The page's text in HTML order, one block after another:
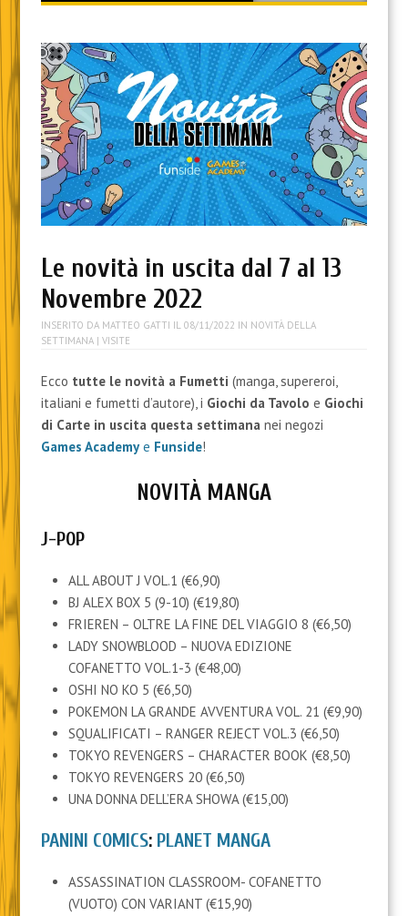
content
Le novità in uscita dal 7 al 13
Novembre 2022
INSERITO DA MATTEO GATTI IL 08/11/2022 IN NOVITÀ DELLA
SETTIMANA| VISITE
Ecco tutte le novità a Fumetti (manga, supereroi,
italiani e fumetti d’autore), i Giochi da Tavolo e Giochi
di Carte in uscita questa settimana nei negozi
Games Academye Funside!
NOVITÀ MANGA
J-POP
ALL ABOUT J VOL.1 (€6,90)
BJ ALEX BOX 5 (9-10) (€19,80)
FRIEREN – OLTRE LA FINE DEL VIAGGIO 8 (€6,50)
LADY SNOWBLOOD – NUOVA EDIZIONE
COFANETTO VOL.1-3 (€48,00)
OSHI NO KO 5 (€6,50)
POKEMON LA GRANDE AVVENTURA VOL. 21 (€9,90)
SQUALIFICATI – RANGER REJECT VOL.3 (€6,50)
TOKYO REVENGERS – CHARACTER BOOK (€8,50)
TOKYO REVENGERS 20 (€6,50)
UNA DONNA DELL’ERA SHOWA (€15,00)
PANINI COMICS: PLANET MANGA
ASSASSINATION CLASSROOM- COFANETTO
(VUOTO) CON VARIANT (€15,90)